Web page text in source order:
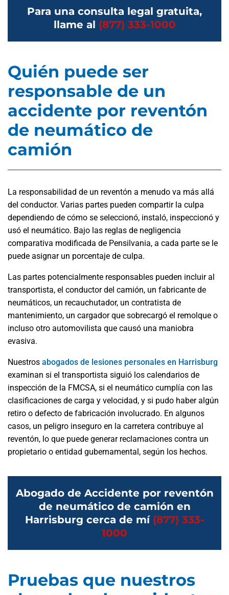
Para una consulta legal gratuita,
llame al (877) 333-1000
Quién puede ser
responsable de un
accidente por reventón
de neumático de
camión
La responsabilidad de un reventón a menudo va más allá
del conductor. Varias partes pueden compartir la culpa
dependiendo de cómo se seleccionó, instaló, inspeccionó y
usó el neumático. Bajo las reglas de negligencia
comparativa modificada de Pensilvania, a cada parte se le
puede asignar un porcentaje de culpa.
Las partes potencialmente responsables pueden incluir al
transportista, el conductor del camión, un fabricante de
neumáticos, un recauchutador, un contratista de
mantenimiento, un cargador que sobrecargó el remolque o
incluso otro automovilista que causó una maniobra
evasiva.
Nuestros abogados de lesiones personales en Harrisburg
examinan si el transportista siguió los calendarios de
inspección de la FMCSA, si el neumático cumplía con las
clasificaciones de carga y velocidad, y si pudo haber algún
retiro o defecto de fabricación involucrado. En algunos
casos, un peligro inseguro en la carretera contribuye al
reventón, lo que puede generar reclamaciones contra un
propietario o entidad gubernamental, según los hechos.
Abogado de Accidente por reventón
de neumático de camión en
Harrisburg cerca de mí (877) 333-
1000
Pruebas que nuestros